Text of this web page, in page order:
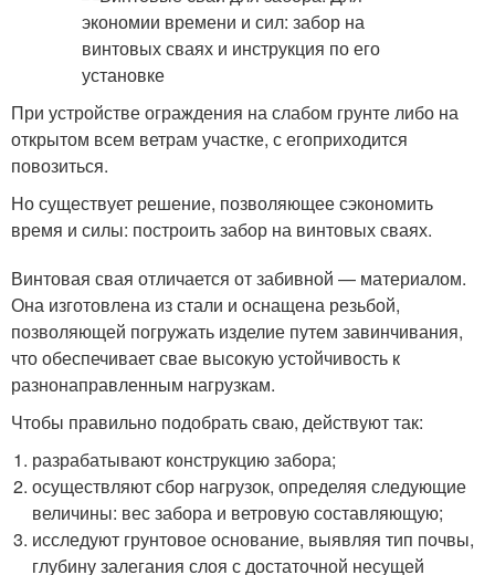
При устройстве ограждения на слабом грунте либо на
открытом всем ветрам участке, с егоприходится
повозиться.
Но существует решение, позволяющее сэкономить
время и силы: построить забор на винтовых сваях.
Винтовая свая отличается от забивной — материалом.
Она изготовлена из стали и оснащена резьбой,
позволяющей погружать изделие путем завинчивания,
что обеспечивает свае высокую устойчивость к
разнонаправленным нагрузкам.
Чтобы правильно подобрать сваю, действуют так:
разрабатывают конструкцию забора;
осуществляют сбор нагрузок, определяя следующие
величины: вес забора и ветровую составляющую;
исследуют грунтовое основание, выявляя тип почвы,
глубину залегания слоя с достаточной несущей